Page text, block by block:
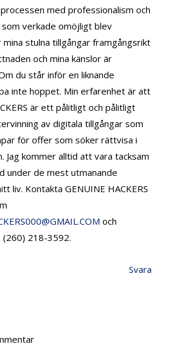
med professionalism och
verkade omöjligt blev
stulna tillgångar framgångsrikt
och mina känslor är
du står inför en liknande
inte hoppet. Min erfarenhet är att
är ett pålitligt och pålitligt
av digitala tillgångar som
för offer som söker rättvisa i
Jag kommer alltid att vara tacksam
under de mest utmanande
liv. Kontakta GENUINE HACKERS
och
(260) 218-3592.
Svara